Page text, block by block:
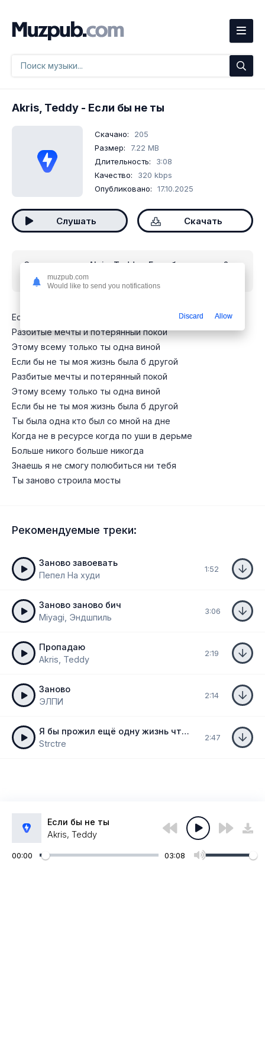
Akris, Teddy - Если бы не ты
Скачано:
205
Размер:
7.22 MB
Длительность:
3:08
Качество:
320 kbps
Опубликовано:
17.10.2025
Слушать Скачать
Скачать песню Akris, Teddy - Если бы не ты
mp3
бесплатно
Если бы не ты моя жизнь была б другой
Разбитые мечты и потерянный покой
Этому всему только ты одна виной
Если бы не ты моя жизнь была б другой
Разбитые мечты и потерянный покой
Этому всему только ты одна виной
Если бы не ты моя жизнь была б другой
Ты была одна кто был со мной на дне
Когда не в ресурсе когда по уши в дерьме
Больше никого больше никогда
Знаешь я не смогу полюбиться ни тебя
Ты заново строила мосты
Рекомендуемые треки:
Заново завоевать
Пепел На худи
1:52
Заново заново бич
Miyagi, Эндшпиль
3:06
Пропадаю
Akris, Teddy
2:19
Заново
ЭЛПИ
2:14
Я бы прожил ещё одну жизнь чтобы встретить тебя заново
Strctre
2:47
Если бы не ты
Akris, Teddy
00:00 03:08
muzpub.com
Would like to send you notifications
Discard Allow